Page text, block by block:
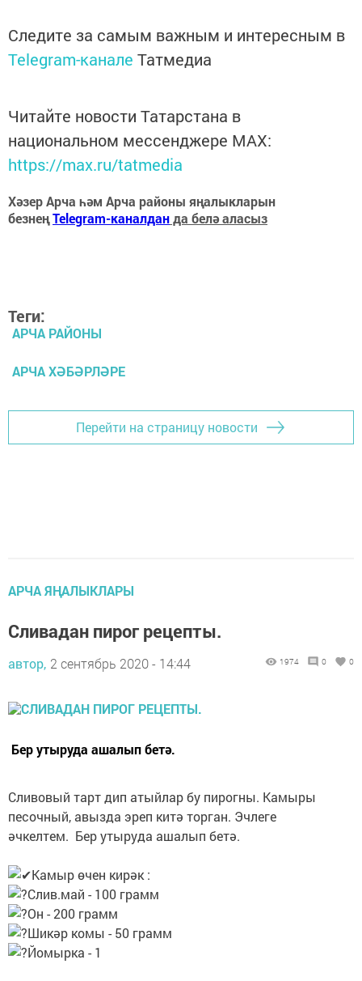
Следите за самым важным и интересным в
Telegram-канале Татмедиа
Читайте новости Татарстана в
национальном мессенджере MАХ:
https://max.ru/tatmedia
Хәзер Арча һәм Арча районы яңалыкларын
безнеңTelegram-каналданда белә аласыз
Теги:
АРЧА РАЙОНЫ
АРЧА ХӘБӘРЛӘРЕ
Перейти на страницу новости
АРЧА ЯҢАЛЫКЛАРЫ
Сливадан пирог рецепты.
автор, 2 сентябрь 2020 - 14:44 1974 0 0
Бер утыруда ашалып бетә.
Сливовый тарт дип атыйлар бу пирогны. Камыры
песочный, авызда эреп китә торган. Эчлеге
әчкелтем. Бер утыруда ашалып бетә.
Камыр өчен кирәк :
Слив.май - 100 грамм
Он - 200 грамм
Шикәр комы - 50 грамм
Йомырка - 1